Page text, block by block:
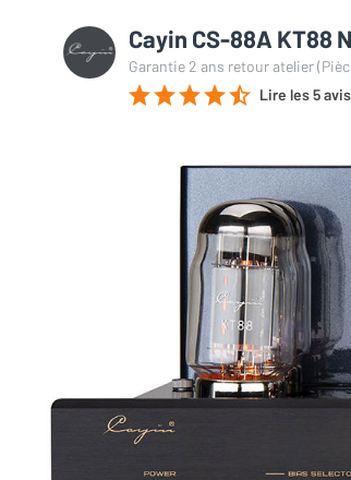
Cayin CS-88A KT88
Garantie 2 ans retour atelier
Lire les 5 avis